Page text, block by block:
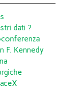
dati ?
F. Kennedy